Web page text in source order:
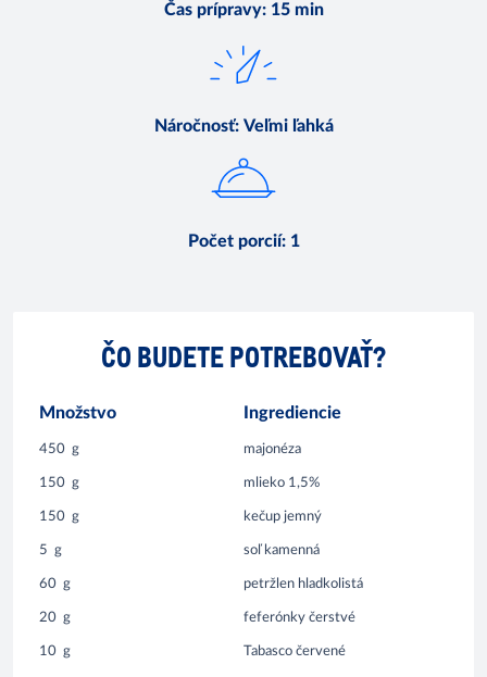
Čas prípravy: 15 min
Náročnosť: Veľmi ľahká
Počet porcií: 1
ČO BUDETE POTREBOVAŤ?
Množstvo Ingrediencie
450 g majonéza
150 g mlieko 1,5%
150 g kečup jemný
5 g soľ kamenná
60 g petržlen hladkolistá
20 g feferónky čerstvé
10 g Tabasco červené